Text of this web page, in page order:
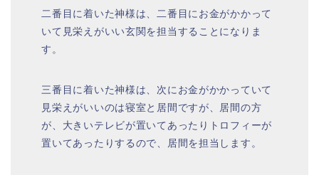
二番目に着いた神様は、二番目にお金がかかって
いて見栄えがいい玄関を担当することになりま
す。
三番目に着いた神様は、次にお金がかかっていて
見栄えがいいのは寝室と居間ですが、居間の方
が、大きいテレビが置いてあったりトロフィーが
置いてあったりするので、居間を担当します。